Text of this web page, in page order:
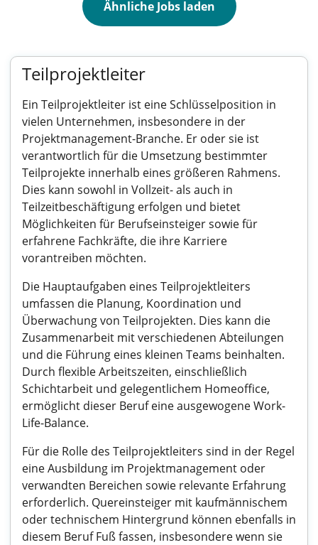
Ähnliche Jobs laden
Teilprojektleiter
Ein Teilprojektleiter ist eine Schlüsselposition in
vielen Unternehmen, insbesondere in der
Projektmanagement-Branche. Er oder sie ist
verantwortlich für die Umsetzung bestimmter
Teilprojekte innerhalb eines größeren Rahmens.
Dies kann sowohl in Vollzeit- als auch in
Teilzeitbeschäftigung erfolgen und bietet
Möglichkeiten für Berufseinsteiger sowie für
erfahrene Fachkräfte, die ihre Karriere
vorantreiben möchten.
Die Hauptaufgaben eines Teilprojektleiters
umfassen die Planung, Koordination und
Überwachung von Teilprojekten. Dies kann die
Zusammenarbeit mit verschiedenen Abteilungen
und die Führung eines kleinen Teams beinhalten.
Durch flexible Arbeitszeiten, einschließlich
Schichtarbeit und gelegentlichem Homeoffice,
ermöglicht dieser Beruf eine ausgewogene Work-
Life-Balance.
Für die Rolle des Teilprojektleiters sind in der Regel
eine Ausbildung im Projektmanagement oder
verwandten Bereichen sowie relevante Erfahrung
erforderlich. Quereinsteiger mit kaufmännischem
oder technischem Hintergrund können ebenfalls in
diesem Beruf Fuß fassen, insbesondere wenn sie